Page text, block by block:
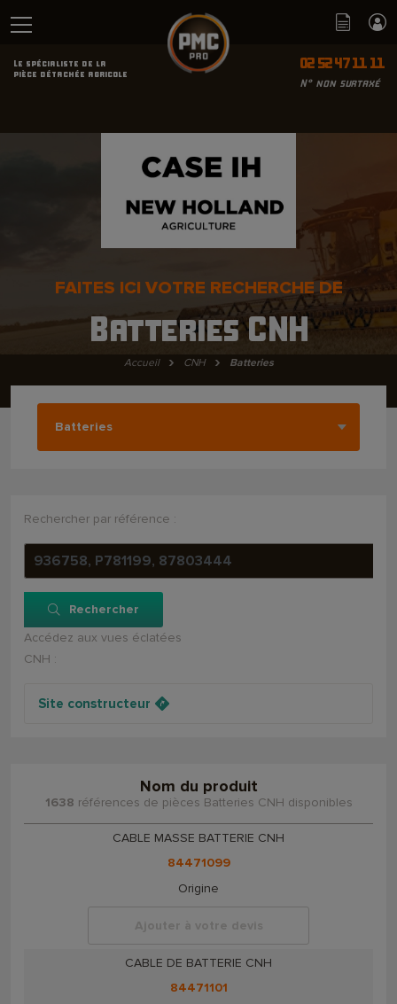
Le spécialiste de la
pièce détachée agricole
02 52 47 11 11
N° non surtaxé
FAITES ICI VOTRE RECHERCHE DE
Batteries CNH
Accueil › CNH › Batteries
Rechercher par référence :
Rechercher
Accédez aux vues éclatées
CNH :
Site constructeur
Nom du produit
1638 références de pièces Batteries CNH disponibles
CABLE MASSE BATTERIE CNH
84471099
Origine
Ajouter à votre devis
CABLE DE BATTERIE CNH
84471101